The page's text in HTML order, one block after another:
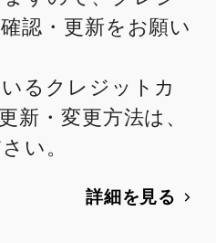
認・更新をお願い
るクレジットカ
新・変更方法は、
い。
詳細を見る